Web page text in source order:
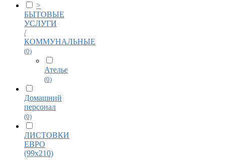
>
БЫТОВЫЕ
УСЛУГИ
/
КОММУНАЛЬНЫЕ
(0)
Ателье
(0)
Домашний
персонал
(0)
ЛИСТОВКИ
ЕВРО
(99х210)